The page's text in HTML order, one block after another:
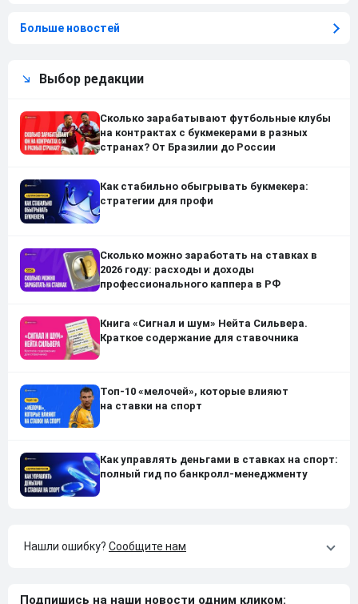
Больше новостей
Выбор редакции
Сколько зарабатывают футбольные клубы
на контрактах с букмекерами в разных
странах? От Бразилии до России
Как стабильно обыгрывать букмекера:
стратегии для профи
Сколько можно заработать на ставках в
2026 году: расходы и доходы
профессионального каппера в РФ
Книга «Сигнал и шум» Нейта Сильвера.
Краткое содержание для ставочника
Топ-10 «мелочей», которые влияют
на ставки на спорт
Как управлять деньгами в ставках на спорт:
полный гид по банкролл-менеджменту
Нашли ошибку? Сообщите нам
Подпишись на наши новости одним кликом: